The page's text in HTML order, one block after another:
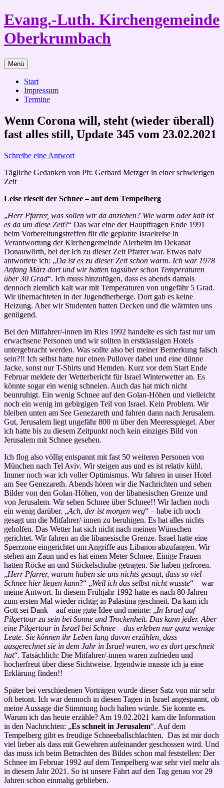
Zum
Inhalt
springen
Evang.-Luth. Kirchengemeinde
Oberkrumbach
Menü
Start
Impressum
Termine
Wenn Corona will, steht (wieder überall)
fast alles still, Update 345 vom 23.02.2021
Schreibe eine Antwort
Tägliche Gedanken von Pfr. Gerhard Metzger in einer schwierigen
Zeit
Leise rieselt der Schnee – auf dem Tempelberg
„Herr Pfarrer, was sollen wir da anziehen? Wie warm oder kalt ist
es da um diese Zeit?“ Das war eine der Hauptfragen Ende 1991
beim Vorbereitungstreffen für die geplante Israelreise in
Verantwortung der Kirchengemeinde Alerheim im Dekanat
Donauwörth, bei der ich zu dieser Zeit Pfarrer war. Etwas naiv
antwortete ich: „Da ist es zu dieser Zeit schon warm. Ich war 1978
Anfang März dort und wir hatten tagsüber schon Temperaturen
über 30 Grad“. Ich muss hinzufügen, dass es abends damals
dennoch ziemlich kalt war mit Temperaturen von ungefähr 5 Grad.
Wir übernachteten in der Jugendherberge. Dort gab es keine
Heizung. Aber wir Studenten hatten Decken und die wärmten uns
genügend.
Bei den Mitfahrer/-innen im Ries 1992 handelte es sich fast nur um
erwachsene Personen und wir sollten in erstklassigen Hotels
untergebracht werden. Was sollte also bei meiner Bemerkung falsch
sein?!! Ich selbst hatte nur einen Pullover dabei und eine dünne
Jacke, sonst nur T-Shirts und Hemden. Kurz vor dem Start Ende
Februar meldete der Wetterbericht für Israel Winterwetter an. Es
könnte sogar ein wenig schneien. Auch das hat mich nicht
beunruhigt. Ein wenig Schnee auf den Golan-Höhen und vielleicht
noch ein wenig im gebirgigen Teil von Israel. Kein Problem. Wir
bleiben unten am See Genezareth und fahren dann nach Jerusalem.
Gut, Jerusalem liegt ungefähr 800 m über den Meeresspiegel. Aber
ich hatte bis zu diesem Zeitpunkt noch kein einziges Bild von
Jerusalem mit Schnee gesehen.
Ich flog also völlig entspannt mit fast 50 weiteren Personen von
München nach Tel Aviv. Wir steigen aus und es ist relativ kühl.
Immer noch war ich voller Optimismus. Wir fahren in unser Hotel
am See Genezareth. Abends hören wir die Nachrichten und sehen
Bilder von den Golan-Höhen, von der libanesischen Grenze und
von Jerusalem. Wir sehen Schnee über Schnee!! Wir lachen noch
ein wenig darüber. „Ach, der ist morgen weg“ – habe ich noch
gesagt um die Mitfahrer/-innen zu beruhigen. Es hat alles nichts
geholfen. Das Wetter hat sich nicht nach meinen Wünschen
gerichtet. Wir fahren an die libanesische Grenze. Israel hatte eine
Sperrzone eingerichtet um Angriffe aus Libanon abzufangen. Wir
stehen am Zaun und es hat einen Meter Schnee. Einige Frauen
hatten Röcke an und Stöckelschuhe getragen. Sie haben gefroren.
„Herr Pfarrer, warum haben sie uns nichts gesagt, dass so viel
Schnee hier liegen kann?“ „Weil ich das selbst nicht wusste“ – war
meine Antwort. In diesem Frühjahr 1992 hatte es nach 80 Jahren
zum ersten Mal wieder richtig in Palästina geschneit. Da kam ich –
Gott sei Dank – auf eine gute Idee und meinte: „In Israel auf
Pilgertour zu sein bei Sonne und Trockenheit. Das kann jeder. Aber
eine Pilgertour in Israel bei Schnee – das erleben nur ganz wenige
Leute. Sie können ihr Leben lang davon erzählen, dass
ausgerechnet sie in dem Jahr in Israel waren, wo es dort geschneit
hat“. Tatsächlich: Die Mitfahrer/-innen waren zufrieden und
hocherfreut über diese Sichtweise. Irgendwie musste ich ja eine
Erklärung finden!!
Später bei verschiedenen Vorträgen wurde dieser Satz von mir sehr
oft betont. Ich war dennoch in diesen Tagen in Israel angespannt, ob
meine Aussage die Stimmung hoch halten würde. Sie konnte es.
Warum ich das heute erzähle? Am 19.02.2021 kam die Information
in den Nachrichten: „Es schneit in Jerusalem“. Auf dem
Tempelberg gibt es freudige Schneeballschlachten. Das ist mir doch
viel lieber als dass mit Gewehren aufeinander geschossen wird. Und
das muss ich beim Betrachten des Bildes schon mal feststellen: Der
Schnee im Februar 1992 auf dem Tempelberg war sehr viel mehr als
in diesem Jahr 2021. So ist unsere Fahrt auf den Tag genau vor 29
Jahren schon einmalig geblieben.